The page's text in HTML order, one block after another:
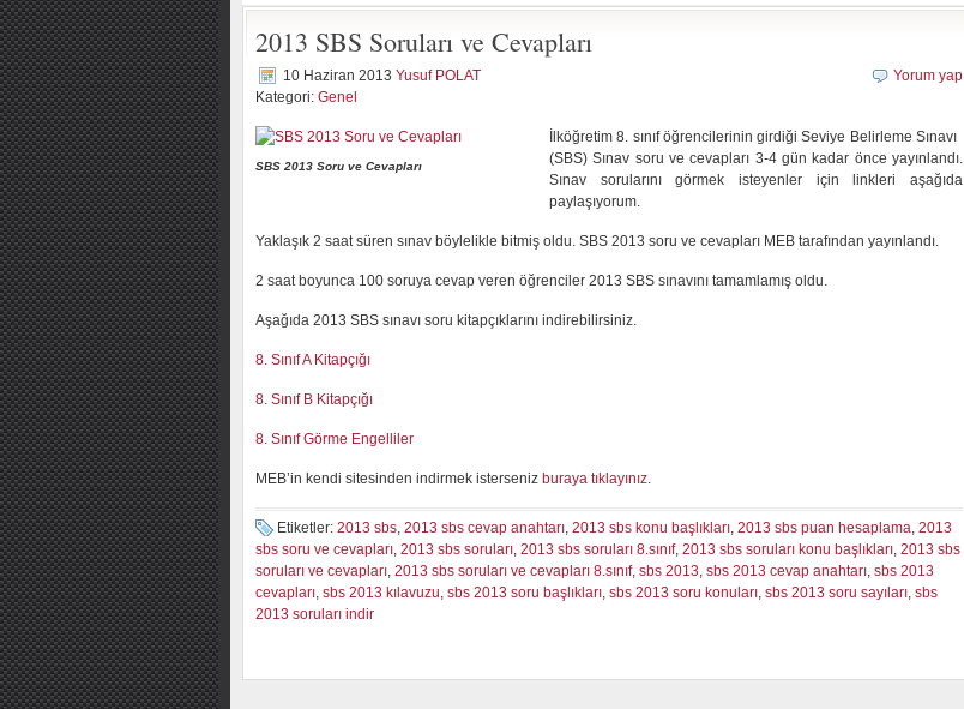
2013 SBS Soruları ve Cevapları
10 Haziran 2013 Yusuf POLAT
Kategori: Genel
Yorum yap
SBS 2013 Soru ve Cevapları
İlköğretim 8. sınıf öğrencilerinin girdiği Seviye Belirleme Sınavı
(SBS) Sınav soru ve cevapları 3-4 gün kadar önce yayınlandı.
Sınav sorularını görmek isteyenler için linkleri aşağıda
paylaşıyorum.
Yaklaşık 2 saat süren sınav böylelikle bitmiş oldu. SBS 2013 soru ve cevapları MEB tarafından yayınlandı.
2 saat boyunca 100 soruya cevap veren öğrenciler 2013 SBS sınavını tamamlamış oldu.
Aşağıda 2013 SBS sınavı soru kitapçıklarını indirebilirsiniz.
8. Sınıf A Kitapçığı
8. Sınıf B Kitapçığı
8. Sınıf Görme Engelliler
MEB’in kendi sitesinden indirmek isterseniz buraya tıklayınız.
Etiketler: 2013 sbs, 2013 sbs cevap anahtarı, 2013 sbs konu başlıkları, 2013 sbs puan hesaplama, 2013
sbs soru ve cevapları, 2013 sbs soruları, 2013 sbs soruları 8.sınıf, 2013 sbs soruları konu başlıkları, 2013 sbs
soruları ve cevapları, 2013 sbs soruları ve cevapları 8.sınıf, sbs 2013, sbs 2013 cevap anahtarı, sbs 2013
cevapları, sbs 2013 kılavuzu, sbs 2013 soru başlıkları, sbs 2013 soru konuları, sbs 2013 soru sayıları, sbs
2013 soruları indir